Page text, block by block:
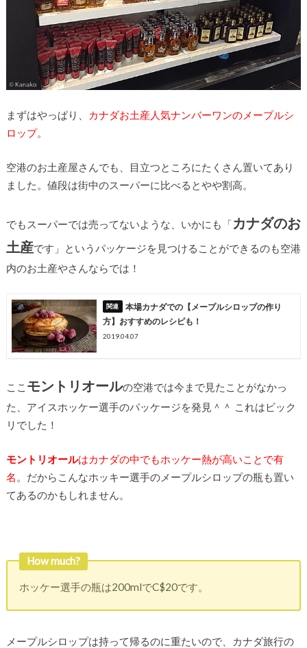
まずはやっぱり、
カナダお土産人気ナンバーワンのメープルシ
ロップ。
空港のお土産屋さんでも、目立つところにたくさん置いてあり
ました。値段は街中のスーパーに比べるとやや割高。
でもスーパーでは売ってないような、いかにも「カナダのお
土産です」というパッケージを見つけることができるのも空港
内のお土産やさんならでは！
本場カナダでの【メープルシロップの作り
方】おすすめのレシピも！
2019.04.07
ここ モントリオールの空港では今まで見たことがなかっ
た、アイスホッケー選手のパッケージを発見＾＾ これはビック
リでした！
モントリオールはカナダの中でもホッケー熱が高いことで有
名 。だからこんなホッキー選手のメープルシロップの瓶も置い
てあるのかもしれません。
How much?
ホッケー選手の瓶は200mlでC$20です。
メープルシロップは持って帰るのに重たいので、カナダ旅行の